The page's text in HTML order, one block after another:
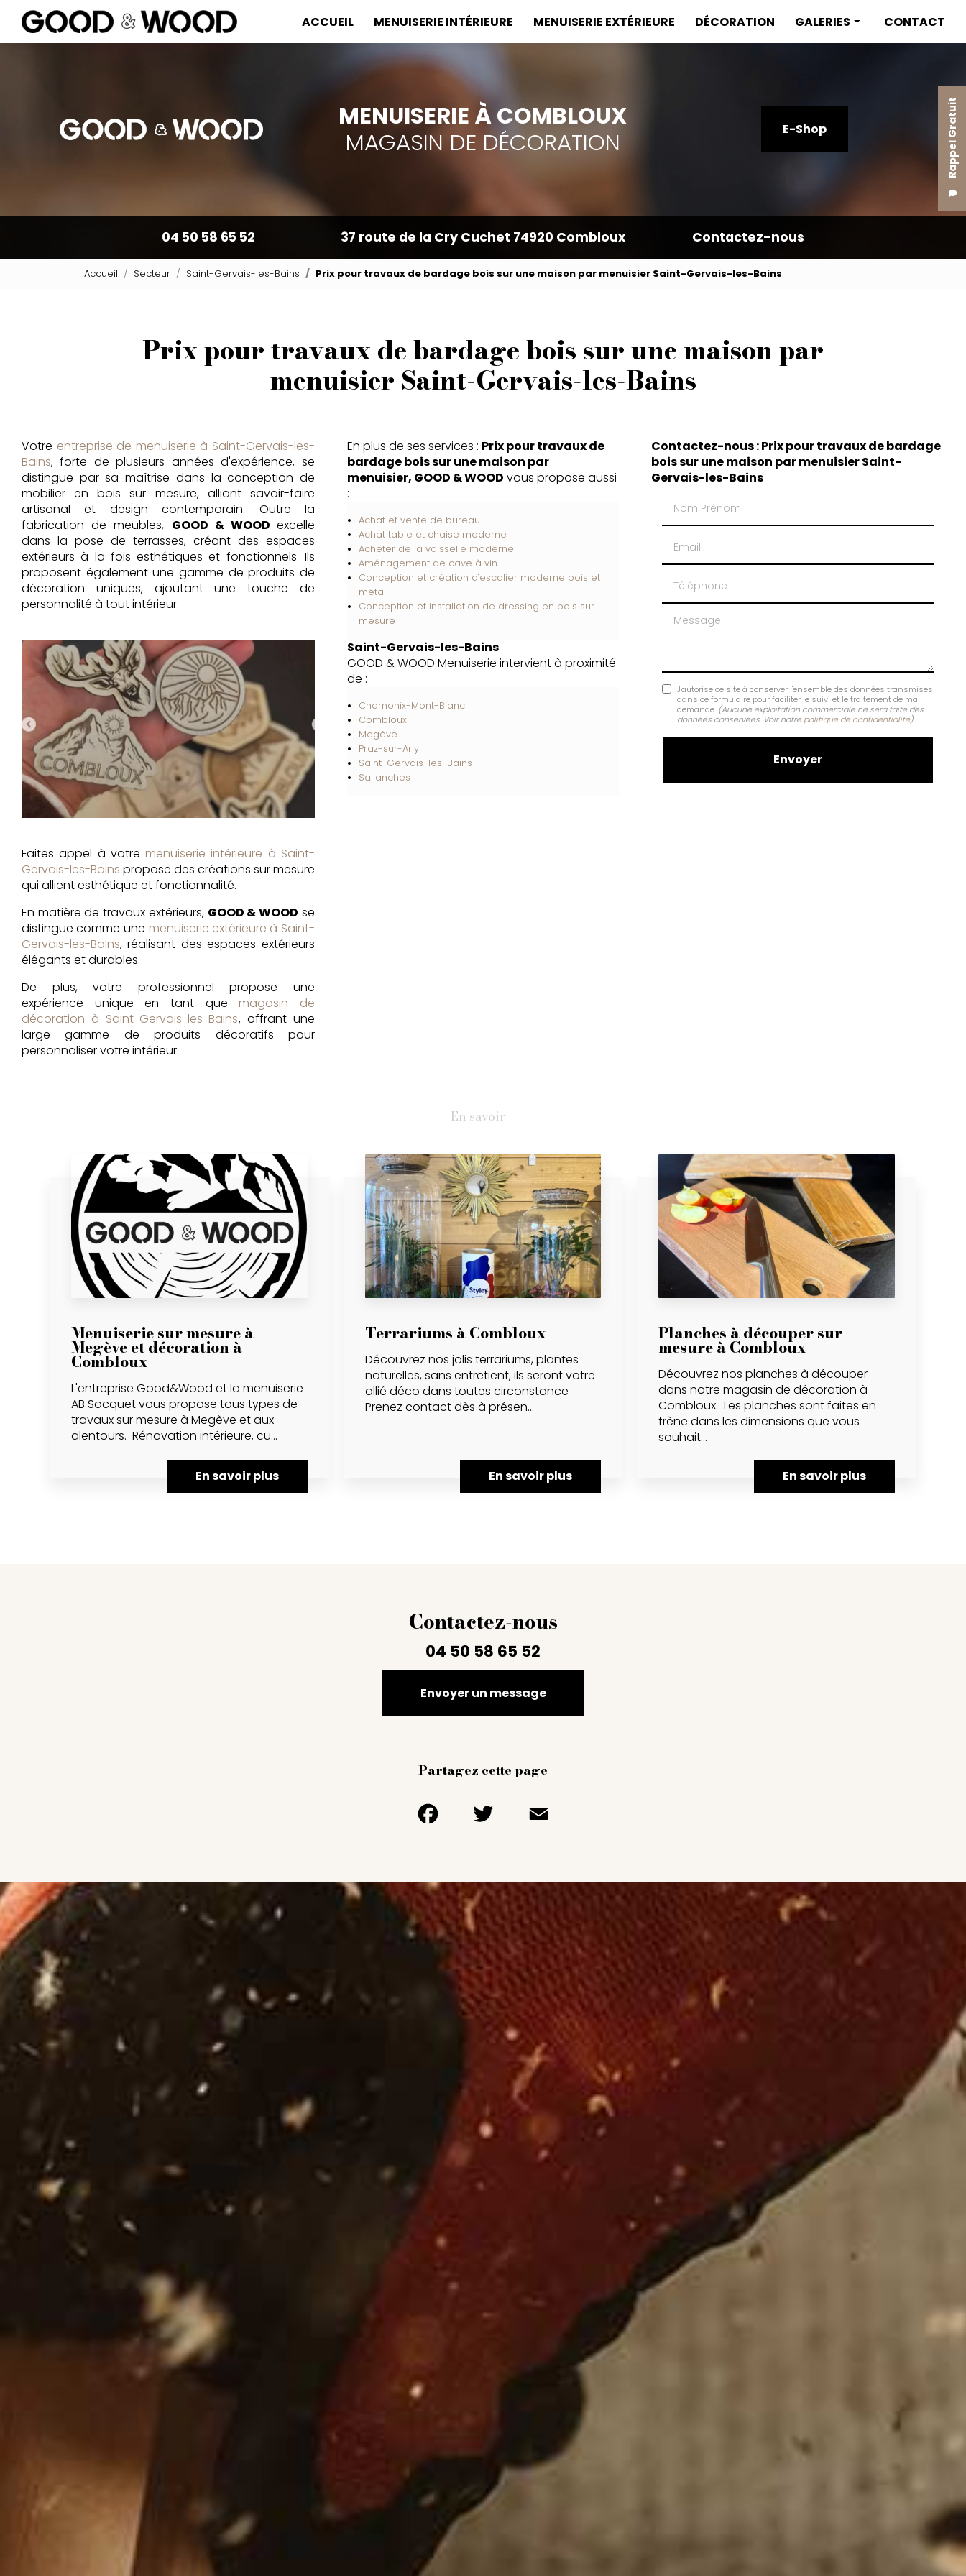
contenu
Rappel Gratuit
ACCUEIL
MENUISERIE INTÉRIEURE MENUISERIE EXTÉRIEURE DÉCORATION GALERIES
Décoration
CONTACT
MENUISERIE À COMBLOUX
MAGASIN DE DÉCORATION
E-Shop
04 50 58 65 52 37 route de la Cry Cuchet 74920 Combloux Contactez-nous
Accueil Secteur Saint-Gervais-les-Bains Prix pour travaux de bardage bois sur une maison par menuisier Saint-Gervais-les-Bains
Prix pour travaux de bardage bois sur une maison par
menuisier Saint-Gervais-les-Bains
Votre entreprise de menuiserie à Saint-Gervais-les-
Bains, forte de plusieurs années d'expérience, se
distingue par sa maîtrise dans la conception de
mobilier en bois sur mesure, alliant savoir-faire
artisanal et design contemporain. Outre la
fabrication de meubles, GOOD & WOOD excelle
dans la pose de terrasses, créant des espaces
extérieurs à la fois esthétiques et fonctionnels. Ils
proposent également une gamme de produits de
décoration uniques, ajoutant une touche de
personnalité à tout intérieur.
Faites appel à votre menuiserie intérieure à Saint-
Gervais-les-Bains propose des créations sur mesure
qui allient esthétique et fonctionnalité.
En matière de travaux extérieurs, GOOD & WOOD se
distingue comme une menuiserie extérieure à Saint-
Gervais-les-Bains, réalisant des espaces extérieurs
élégants et durables.
De plus, votre professionnel propose une
expérience unique en tant que magasin de
décoration à Saint-Gervais-les-Bains, offrant une
large gamme de produits décoratifs pour
personnaliser votre intérieur.
En plus de ses services : Prix pour travaux de
bardage bois sur une maison par
menuisier, GOOD & WOOD vous propose aussi
:
Achat et vente de bureau
Achat table et chaise moderne
Acheter de la vaisselle moderne
Aménagement de cave à vin
Conception et création d'escalier moderne bois et
métal
Conception et installation de dressing en bois sur
mesure
Saint-Gervais-les-Bains
GOOD & WOOD Menuiserie intervient à proximité
de :
Chamonix-Mont-Blanc
Combloux
Megève
Praz-sur-Arly
Saint-Gervais-les-Bains
Sallanches
Contactez-nous : Prix pour travaux de bardage
bois sur une maison par menuisier Saint-
Gervais-les-Bains
Message
J'autorise ce site à conserver l'ensemble des données transmises
dans ce formulaire pour faciliter le suivi et le traitement de ma
demande. (Aucune exploitation commerciale ne sera faite des
données conservées. Voir notre politique de confidentialité)
En savoir +
Menuiserie sur mesure à
Megève et décoration à
Combloux
L'entreprise Good&Wood et la menuiserie
AB Socquet vous propose tous types de
travaux sur mesure à Megève et aux
alentours. Rénovation intérieure, cu...
En savoir plus
Terrariums à Combloux
Découvrez nos jolis terrariums, plantes
naturelles, sans entretient, ils seront votre
allié déco dans toutes circonstance
Prenez contact dès à présen...
En savoir plus
Planches à découper sur
mesure à Combloux
Découvrez nos planches à découper
dans notre magasin de décoration à
Combloux. Les planches sont faites en
frène dans les dimensions que vous
souhait...
En savoir plus
Contactez-nous
04 50 58 65 52
Envoyer un message
Partagez cette page